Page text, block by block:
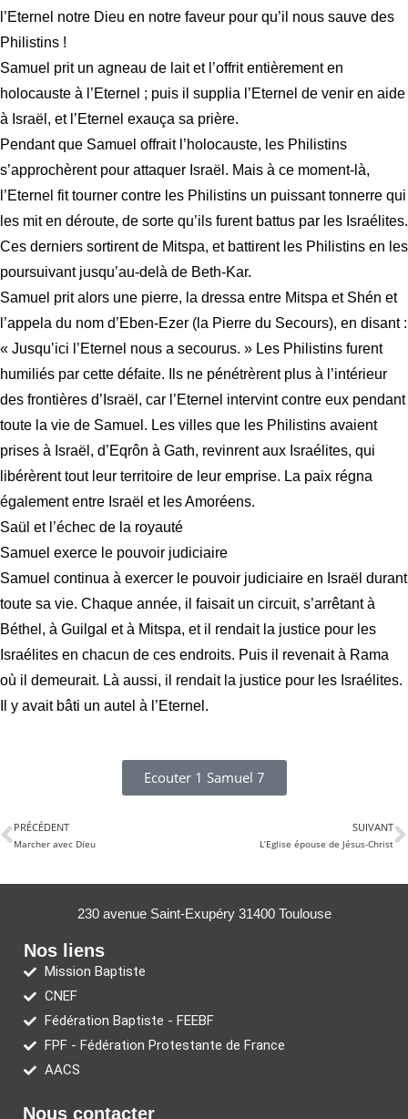
l’Eternel notre Dieu en notre faveur pour qu’il nous sauve des
Philistins !
Samuel prit un agneau de lait et l’offrit entièrement en
holocauste à l’Eternel ; puis il supplia l’Eternel de venir en aide
à Israël, et l’Eternel exauça sa prière.
Pendant que Samuel offrait l’holocauste, les Philistins
s’approchèrent pour attaquer Israël. Mais à ce moment-là,
l’Eternel fit tourner contre les Philistins un puissant tonnerre qui
les mit en déroute, de sorte qu’ils furent battus par les Israélites.
Ces derniers sortirent de Mitspa, et battirent les Philistins en les
poursuivant jusqu’au-delà de Beth-Kar.
Samuel prit alors une pierre, la dressa entre Mitspa et Shén et
l’appela du nom d’Eben-Ezer (la Pierre du Secours), en disant :
« Jusqu’ici l’Eternel nous a secourus. » Les Philistins furent
humiliés par cette défaite. Ils ne pénétrèrent plus à l’intérieur
des frontières d’Israël, car l’Eternel intervint contre eux pendant
toute la vie de Samuel. Les villes que les Philistins avaient
prises à Israël, d’Eqrôn à Gath, revinrent aux Israélites, qui
libérèrent tout leur territoire de leur emprise. La paix régna
également entre Israël et les Amoréens.
Saül et l’échec de la royauté
Samuel exerce le pouvoir judiciaire
Samuel continua à exercer le pouvoir judiciaire en Israël durant
toute sa vie. Chaque année, il faisait un circuit, s’arrêtant à
Béthel, à Guilgal et à Mitspa, et il rendait la justice pour les
Israélites en chacun de ces endroits. Puis il revenait à Rama
où il demeurait. Là aussi, il rendait la justice pour les Israélites.
Il y avait bâti un autel à l’Eternel.
Ecouter 1 Samuel 7
PRÉCÉDENT
Marcher avec Dieu
SUIVANT
L’Eglise épouse de Jésus-Christ
230 avenue Saint-Exupéry 31400 Toulouse
Nos liens
Mission Baptiste
CNEF
Fédération Baptiste - FEEBF
FPF - Fédération Protestante de France
AACS
Nous contacter